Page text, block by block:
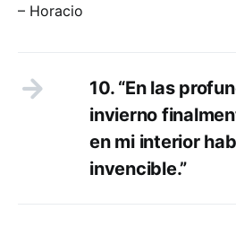
– Horacio
10. “En las
invierno
en mi interior
invencible.”